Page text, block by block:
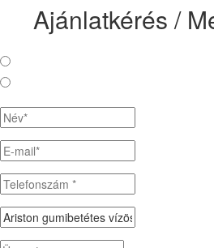
Ajánlatkérés /
Válasszon opciót: